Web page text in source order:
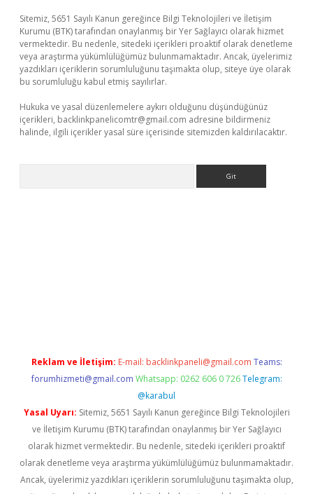
Sitemiz, 5651 Sayılı Kanun gereğince Bilgi Teknolojileri ve İletişim
Kurumu (BTK) tarafından onaylanmış bir Yer Sağlayıcı olarak hizmet
vermektedir. Bu nedenle, sitedeki içerikleri proaktif olarak denetleme
veya araştırma yükümlülüğümüz bulunmamaktadır. Ancak, üyelerimiz
yazdıkları içeriklerin sorumluluğunu taşımakta olup, siteye üye olarak
bu sorumluluğu kabul etmiş sayılırlar.
Hukuka ve yasal düzenlemelere aykırı olduğunu düşündüğünüz
içerikleri, backlinkpanelicomtr@gmail.com adresine bildirmeniz
halinde, ilgili içerikler yasal süre içerisinde sitemizden kaldırılacaktır.
Reklam ve İletişim: E-mail: backlinkpaneli@gmail.com Teams:
forumhizmeti@gmail.com Whatsapp: 0262 606 0 726 Telegram:
@karabul
Yasal Uyarı: Sitemiz, 5651 Sayılı Kanun gereğince Bilgi Teknolojileri
ve İletişim Kurumu (BTK) tarafından onaylanmış bir Yer Sağlayıcı
olarak hizmet vermektedir. Bu nedenle, sitedeki içerikleri proaktif
olarak denetleme veya araştırma yükümlülüğümüz bulunmamaktadır.
Ancak, üyelerimiz yazdıkları içeriklerin sorumluluğunu taşımakta olup,